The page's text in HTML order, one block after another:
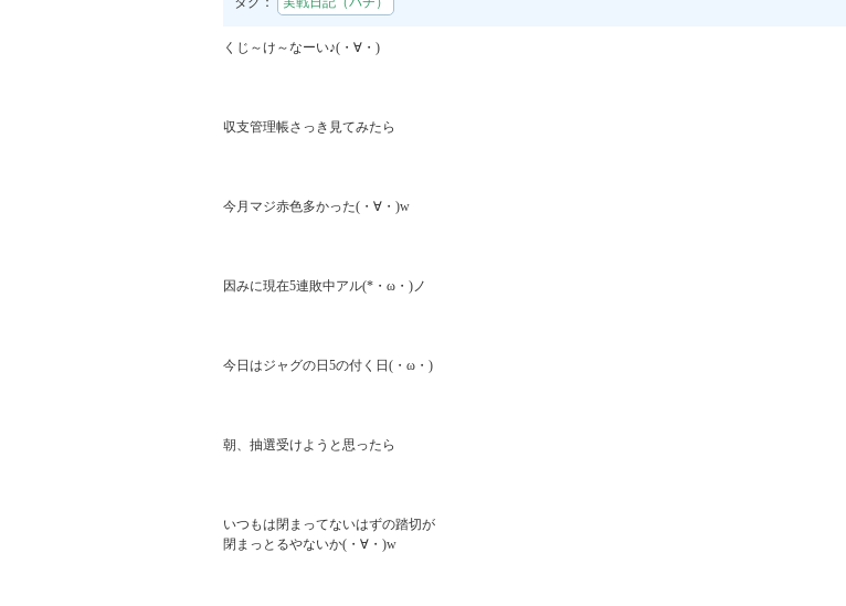
くじ～け～なーい♪(・∀・)
収支管理帳さっき見てみたら
今月マジ赤色多かった(・∀・)w
因みに現在5連敗中アル(*・ω・)ノ
今日はジャグの日5の付く日(・ω・)
朝、抽選受けようと思ったら
いつもは閉まってないはずの踏切が
閉まっとるやないか(・∀・)w